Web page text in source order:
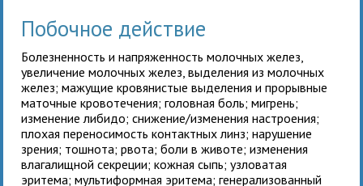
Побочное действие
Болезненность и напряженность молочных желез,
увеличение молочных желез, выделения из молочных
желез; мажущие кровянистые выделения и прорывные
маточные кровотечения; головная боль; мигрень;
изменение либидо; снижение/изменения настроения;
плохая переносимость контактных линз; нарушение
зрения; тошнота; рвота; боли в животе; изменения
влагалищной секреции; кожная сыпь; узловатая
эритема; мультиформная эритема; генерализованный